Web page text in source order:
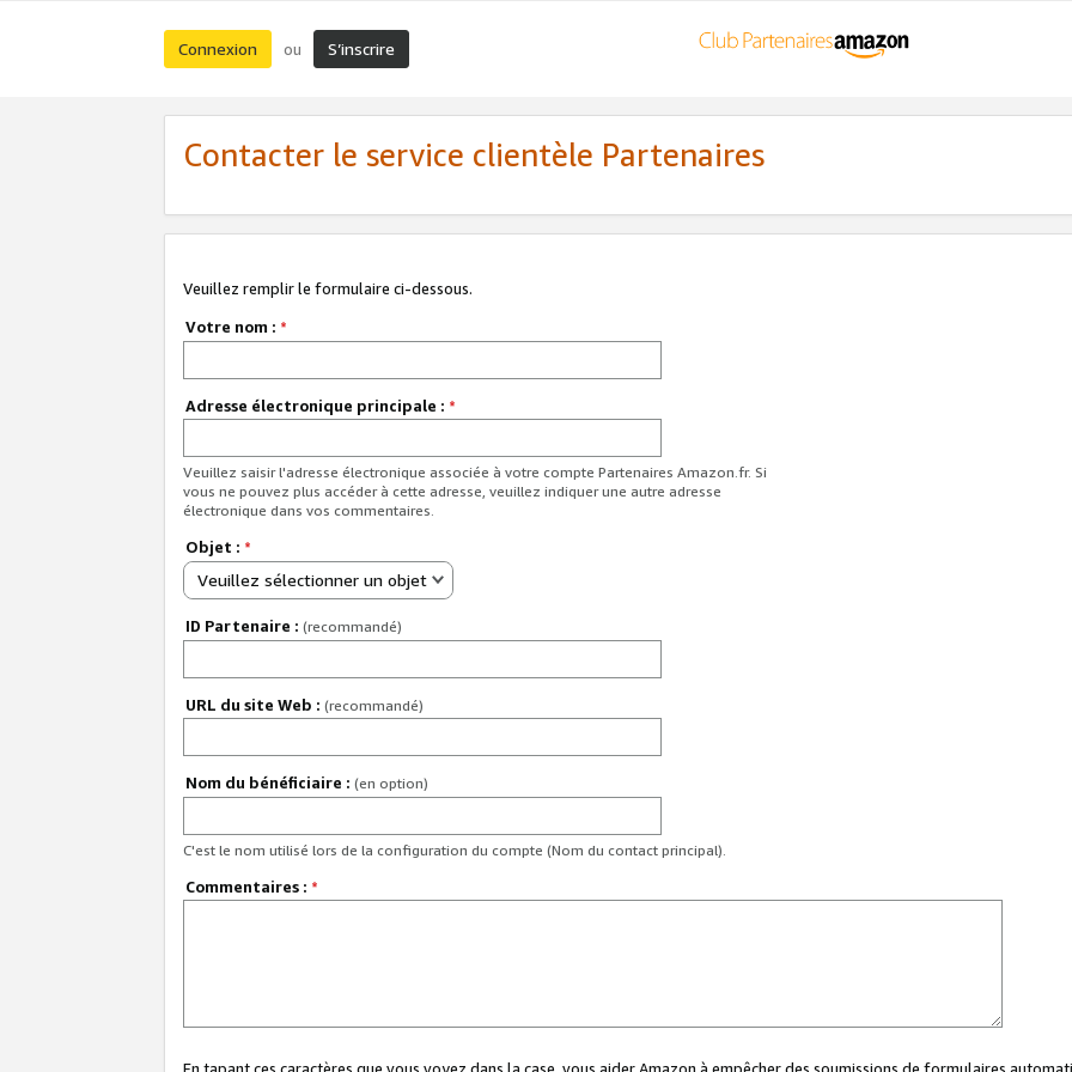
Connexion ou S’inscrire
Contacter le service clientèle Partenaires
Veuillez remplir le formulaire ci-dessous.
Votre nom : *
Adresse électronique principale : *
Veuillez saisir l'adresse électronique associée à votre compte Partenaires Amazon.fr. Si
vous ne pouvez plus accéder à cette adresse, veuillez indiquer une autre adresse
électronique dans vos commentaires.
Objet : *
Veuillez sélectionner un objet
ID Partenaire : (recommandé)
URL du site Web : (recommandé)
Nom du bénéficiaire : (en option)
C'est le nom utilisé lors de la configuration du compte (Nom du contact principal).
Commentaires : *